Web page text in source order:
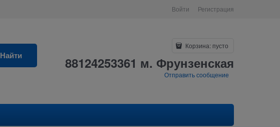
Войти Регистрация
Найти
Корзина: пусто
88124253361 м. Фрунзенская
Отправить сообщение